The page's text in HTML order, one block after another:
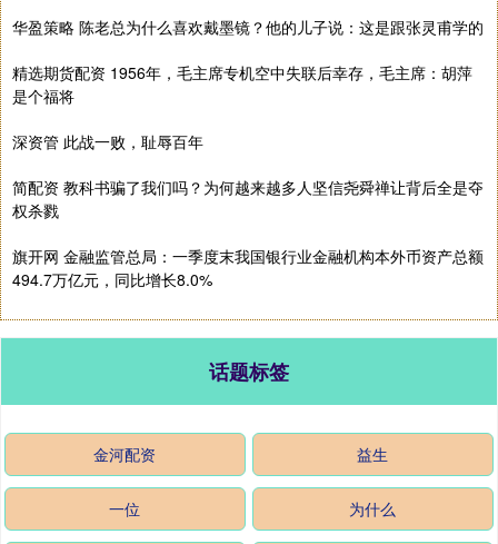
华盈策略 陈老总为什么喜欢戴墨镜？他的儿子说：这是跟张灵甫学的
精选期货配资 1956年，毛主席专机空中失联后幸存，毛主席：胡萍
是个福将
深资管 此战一败，耻辱百年
简配资 教科书骗了我们吗？为何越来越多人坚信尧舜禅让背后全是夺
权杀戮
旗开网 金融监管总局：一季度末我国银行业金融机构本外币资产总额
494.7万亿元，同比增长8.0%
话题标签
金河配资 益生
一位 为什么